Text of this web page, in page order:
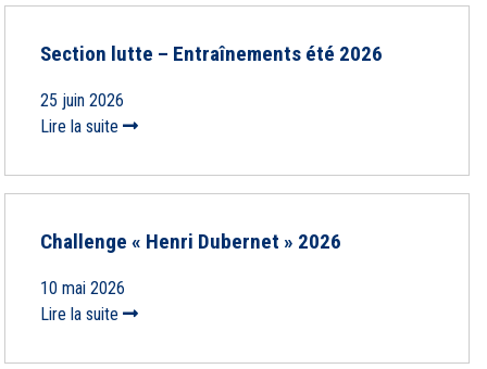
Section lutte – Entraînements été 2026
25 juin 2026
Lire la suite
Challenge « Henri Dubernet » 2026
10 mai 2026
Lire la suite